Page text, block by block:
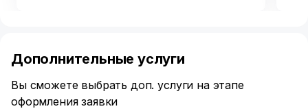
of
6
Дополнительные услуги
Вы сможете выбрать доп. услуги на этапе
оформления заявки